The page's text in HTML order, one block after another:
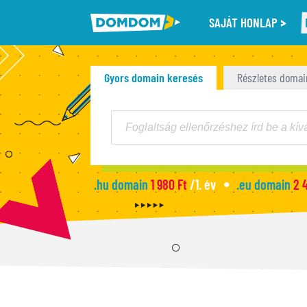
SAJÁT HONLAP
Gyors domain keresés Részletes
.hu domain 1 980 Ft/1. év .eu domain 2